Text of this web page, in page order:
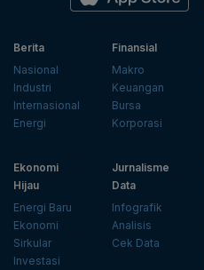
Berita
Nasional
Industri
Internasional
Energi
Finansial
Makro
Keuangan
Bursa
Korporasi
Ekonomi
Hijau
Energi Baru
Ekonomi
Sirkular
Investasi
Jurnalisme
Data
Infografik
Analisis
Cek Data